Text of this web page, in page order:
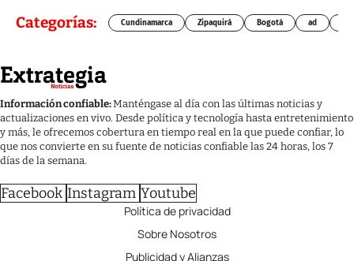
Categorías: Cundinamarca Zipaquirá Bogotá ad
Información confiable:Manténgase al día con las últimas noticias y
actualizaciones en vivo. Desde política y tecnología hasta entretenimiento
y más, le ofrecemos cobertura en tiempo real en la que puede confiar, lo
que nos convierte en su fuente de noticias confiable las 24 horas, los 7
días de la semana.
Facebook Instagram Youtube
Política de privacidad
Sobre Nosotros
Publicidad y Alianzas